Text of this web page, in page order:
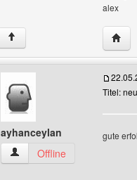
alex
↑
ayhanceylan
ayhanceylan Benutzer-
Offline
Titel:
gute